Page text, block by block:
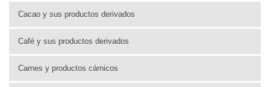
Cacao y sus productos derivados
Café y sus productos derivados
Carnes y productos cárnicos